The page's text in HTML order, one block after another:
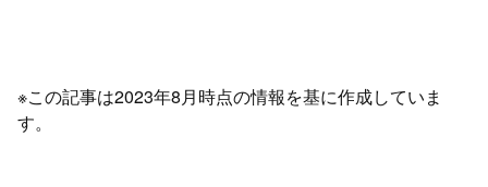
※この記事は2023年8月時点の情報を基に作成していま
す。